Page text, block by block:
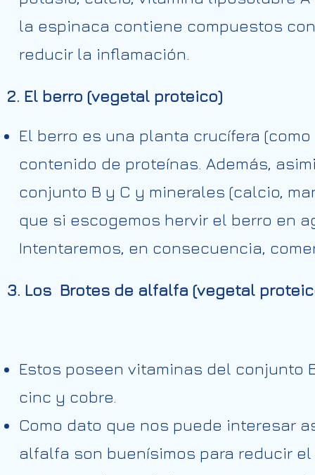
la espinaca contiene compuestos
reducir la inflamación.
2. El berro (vegetal proteico)
El berro es una planta crucífera
contenido de proteínas. Además,
conjunto B y C y minerales (calcio,
que si escogemos hervir el berro en
Intentaremos, en consecuencia,
3. Los Brotes de alfalfa (vegetal
Estos poseen vitaminas del conjunto
cinc y cobre.
Como dato que nos puede interesar
alfalfa son buenísimos para reducir